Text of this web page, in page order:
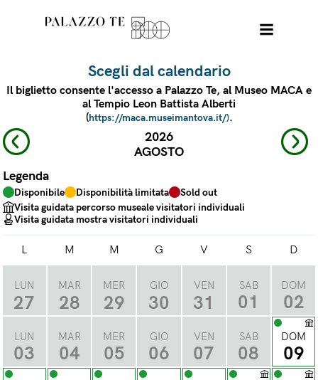
Scegli dal calendario
Il biglietto consente l'accesso a Palazzo Te, al Museo MACA e
al Tempio Leon Battista Alberti
(https://maca.museimantova.it/).
2026
AGOSTO
Legenda
Disponibile Disponibilità limitata
Sold out
Visita guidata percorso museale visitatori individuali
Visita guidata mostra visitatori individuali
L M M G V S D
LUN
27
MAR
28
MER
29
GIO
30
VEN
31
SAB
01
DOM
02
LUN
03
MAR
04
MER
05
GIO
06
VEN
07
SAB
08
DOM
09